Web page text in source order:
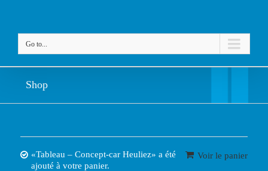
Go to...
Shop
Voir le panier
«Tableau – Concept-car Heuliez» a été
ajouté à votre panier.